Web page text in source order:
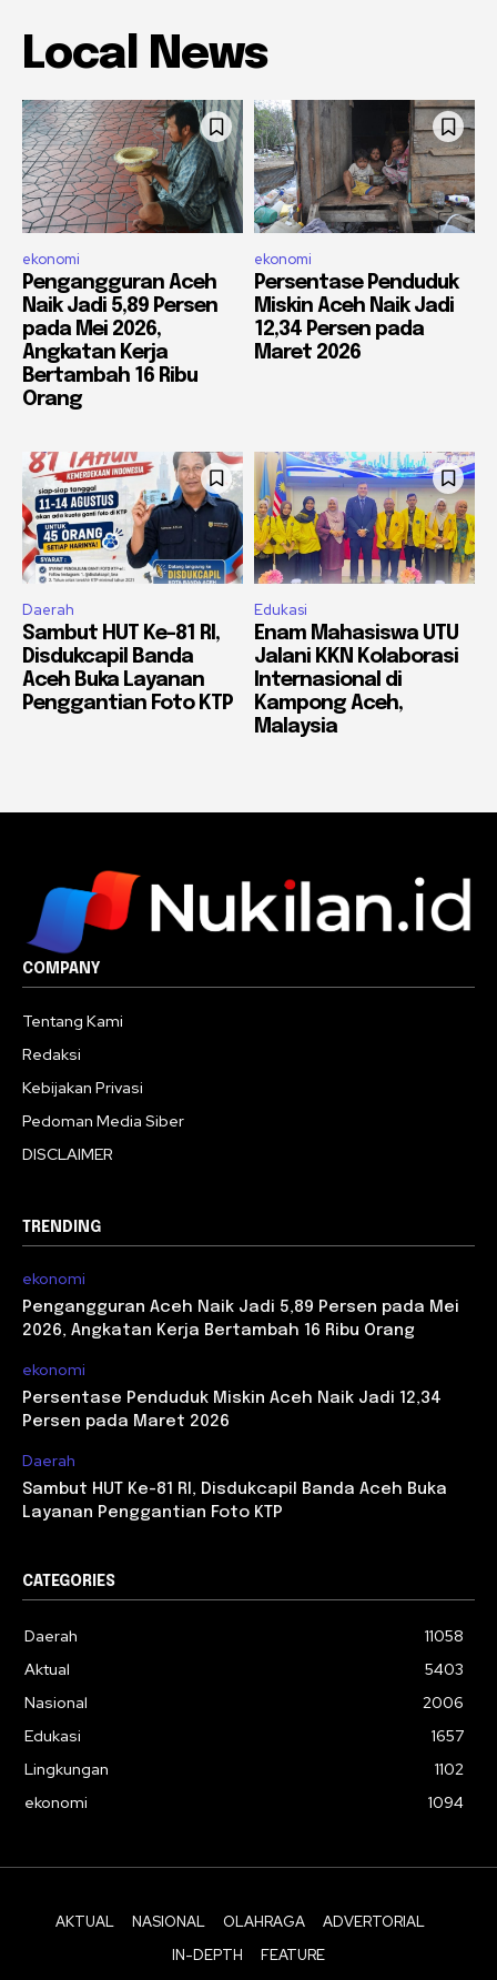
Local News
ekonomi
Pengangguran Aceh
Naik Jadi 5,89 Persen
pada Mei 2026,
Angkatan Kerja
Bertambah 16 Ribu
Orang
ekonomi
Persentase Penduduk
Miskin Aceh Naik Jadi
12,34 Persen pada
Maret 2026
Daerah
Sambut HUT Ke-81 RI,
Disdukcapil Banda
Aceh Buka Layanan
Penggantian Foto KTP
Edukasi
Enam Mahasiswa UTU
Jalani KKN Kolaborasi
Internasional di
Kampong Aceh,
Malaysia
COMPANY
Tentang Kami
Redaksi
Kebijakan Privasi
Pedoman Media Siber
DISCLAIMER
TRENDING
ekonomi
Pengangguran Aceh Naik Jadi 5,89 Persen pada Mei
2026, Angkatan Kerja Bertambah 16 Ribu Orang
ekonomi
Persentase Penduduk Miskin Aceh Naik Jadi 12,34
Persen pada Maret 2026
Daerah
Sambut HUT Ke-81 RI, Disdukcapil Banda Aceh Buka
Layanan Penggantian Foto KTP
CATEGORIES
Daerah
11058
Aktual
5403
Nasional
2006
Edukasi
1657
Lingkungan
1102
ekonomi
1094
AKTUAL NASIONAL OLAHRAGA
ADVERTORIAL
IN-DEPTH
FEATURE